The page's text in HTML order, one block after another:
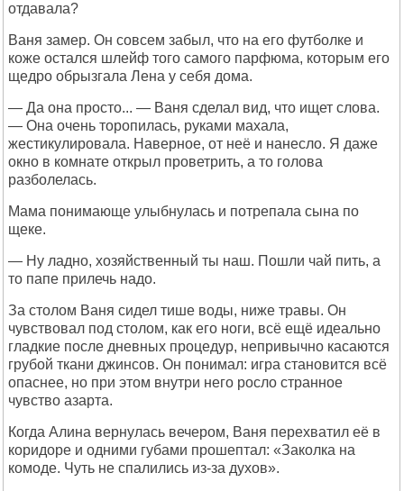
отдавала?
Ваня замер. Он совсем забыл, что на его футболке и
коже остался шлейф того самого парфюма, которым его
щедро обрызгала Лена у себя дома.
— Да она просто... — Ваня сделал вид, что ищет слова.
— Она очень торопилась, руками махала,
жестикулировала. Наверное, от неё и нанесло. Я даже
окно в комнате открыл проветрить, а то голова
разболелась.
Мама понимающе улыбнулась и потрепала сына по
щеке.
— Ну ладно, хозяйственный ты наш. Пошли чай пить, а
то папе прилечь надо.
За столом Ваня сидел тише воды, ниже травы. Он
чувствовал под столом, как его ноги, всё ещё идеально
гладкие после дневных процедур, непривычно касаются
грубой ткани джинсов. Он понимал: игра становится всё
опаснее, но при этом внутри него росло странное
чувство азарта.
Когда Алина вернулась вечером, Ваня перехватил её в
коридоре и одними губами прошептал: «Заколка на
комоде. Чуть не спалились из-за духов».